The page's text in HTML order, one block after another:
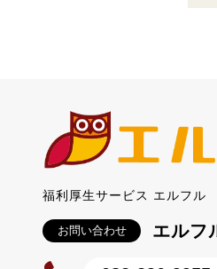
福利厚生サービス エルフル
お問い合わせ エルフ